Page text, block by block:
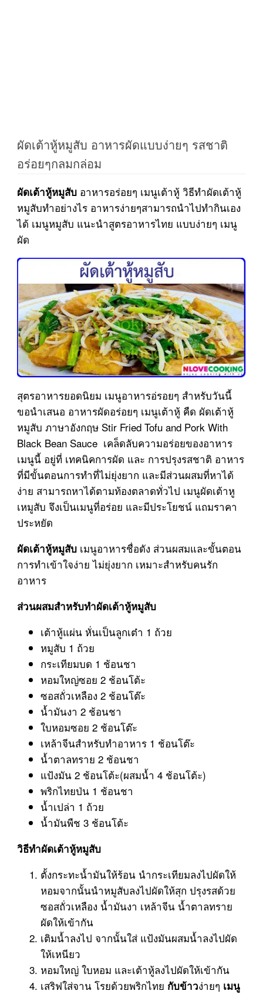
ผัดเต้าหู้หมูสับ อาหารผัดแบบง่ายๆ รสชาติ
อร่อยๆกลมกล่อม
ผัดเต้าหู้หมูสับอาหารอร่อยๆ เมนูเต้าหู้ วิธีทำผัดเต้าหู้
หมูสับทำอย่างไร อาหารง่ายๆสามารถนำไปทำกินเอง
ได้ เมนูหมูสับ แนะนำสูตรอาหารไทย แบบง่ายๆ เมนู
ผัด
สุตรอาหารยอดนิยม เมนูอาหารอ่รอยๆ สำหรับวันนี้
ขอนำเสนอ อาหารผัดอร่อยๆ เมนูเต้าหู้ คืด ผัดเต้าหู้
หมูสับ ภาษาอังกฤษ Stir Fried Tofu and Pork With
Black Bean Sauce เคล็ดลับความอร่อยของอาหาร
เมนูนี้ อยู่ที่ เทคนิคการผัด และ การปรุงรสชาติ อาหาร
ที่มีขั้นตอนการทำที่ไม่ยุ่งยาก และมีส่วนผสมที่หาได้
ง่าย สามารถหาได้ตามท้องตลาดทั่วไป เมนูผัดเต้าหู
เหมูสับ จึงเป็นเมนูที่อร่อย และมีประโยชน์ แถมราคา
ประหยัด
ผัดเต้าหู้หมูสับเมนูอาหารชื่อดัง ส่วนผสมและขั้นตอน
การทำเข้าใจง่าย ไม่ยุ่งยาก เหมาะสำหรับคนรัก
อาหาร
ส่วนผสมสำหรับทำผัดเต้าหู้หมูสับ
เต้าหู้แผ่น หั่นเป็นลูกเต๋า 1 ถ้วย
หมูสับ 1 ถ้วย
กระเทียมบด 1 ช้อนชา
หอมใหญ่ซอย 2 ช้อนโต้ะ
ซอสถั่วเหลือง 2 ช้อนโต๊ะ
น้ำมันงา 2 ช้อนชา
ใบหอมซอย 2 ช้อนโต๊ะ
เหล้าจีนสำหรับทำอาหาร 1 ช้อนโต๊ะ
น้ำตาลทราย 2 ช้อนชา
แป้งมัน 2 ช้อนโต้ะ(ผสมน้ำ 4 ช้อนโต้ะ)
พริกไทยป่น 1 ช้อนชา
น้ำเปล่า 1 ถ้วย
น้ำมันพืช 3 ช้อนโต้ะ
วิธีทำผัดเต้าหู้หมูสับ
ตั้งกระทะน้ำมันให้ร้อน นำกระเทียมลงไปผัดให้
หอมจากนั้นนำหมูสับลงไปผัดให้สุก ปรุงรสด้วย
ซอสถั่วเหลือง น้ำมันงา เหล้าจีน น้ำตาลทราย
ผัดให้เข้ากัน
เติมน้ำลงไป จากนั้นใส่ แป้งมันผสมน้ำลงไปผัด
ให้เหนียว
หอมใหญ่ ใบหอม และเต้าหู้ลงไปผัดให้เข้ากัน
เสริฟใส่จาน โรยด้วยพริกไทย กับข้าวง่ายๆ เมนู